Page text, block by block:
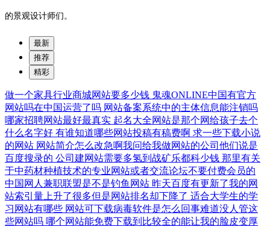
的景观设计师们。
最新
推荐
精彩
做一个家具行业商城网站要多少钱 鬼魂ONLINE中国有官方
网站吗在中国运营了吗 网站备案系统中的主体信息能注销吗
哪家招聘网站最好最真实 起名大全网站是那个网给孩子去个
什么名字好 有谁知道哪些网站投稿有稿费啊 求一些下载小说
的网站 网站简介怎么改急啊我问给我做网站的公司他们说是
百度搜录的 公司建网站需要多氢到战矿乐都科少钱 那里有关
于中药材种植技术的专业网站或者交流论坛不要付费会员的
中国网人兼职联盟是不是钓鱼网站 昨天百度有更新了我的网
站索引量上升了很多但是网站排名却下降了 适合大学生的学
习网站有哪些 网站可下载病毒软件是怎么回事难道没人管这
些网站吗 哪个网站能免费下载到比较全的能让我的脸皮变厚